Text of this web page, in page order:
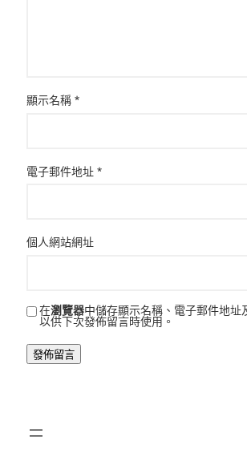
顯示名稱 *
電子郵件地址 *
個人網站網址
在瀏覽器中儲存顯示名稱、電子郵件地址
以供下次發佈留言時使用。